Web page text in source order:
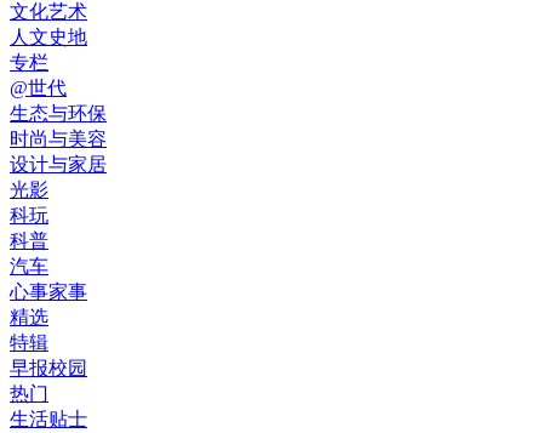
文化艺术
人文史地
专栏
@世代
生态与环保
时尚与美容
设计与家居
光影
科玩
科普
汽车
心事家事
精选
特辑
早报校园
热门
生活贴士